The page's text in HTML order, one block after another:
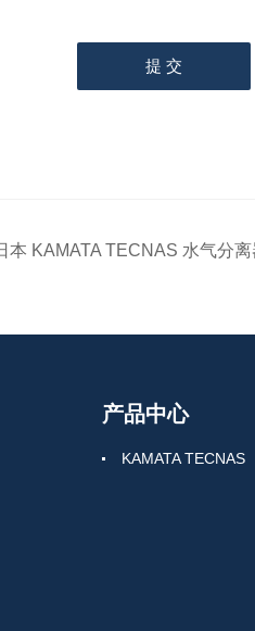
本 KAMATA TECNAS 水气分
产品中心
KAMATA TECNAS